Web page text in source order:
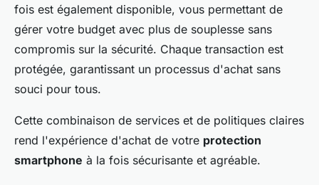
fois est également disponible, vous permettant de
gérer votre budget avec plus de souplesse sans
compromis sur la sécurité. Chaque transaction est
protégée, garantissant un processus d'achat sans
souci pour tous.
Cette combinaison de services et de politiques claires
rend l'expérience d'achat de votre protection
smartphone à la fois sécurisante et agréable.